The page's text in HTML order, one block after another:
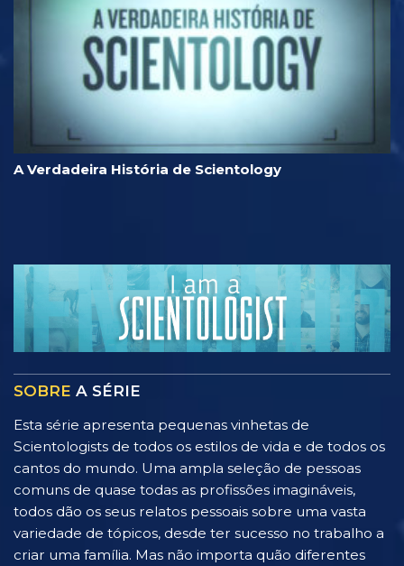
A Verdadeira História de Scientology
SOBRE A SÉRIE
Esta série apresenta pequenas vinhetas de
Scientologists de todos os estilos de vida e de todos os
cantos do mundo. Uma ampla seleção de pessoas
comuns de quase todas as profissões imagináveis,
todos dão os seus relatos pessoais sobre uma vasta
variedade de tópicos, desde ter sucesso no trabalho a
criar uma família. Mas não importa quão diferentes